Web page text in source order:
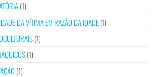
(1)
DA VÍTIMA EM RAZÃO DA IDADE(1)
(1)
(1)
(1)